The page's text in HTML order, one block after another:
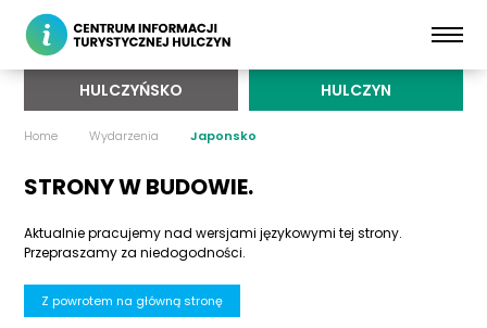
HULCZYŃSKO HULCZYN
Home Wydarzenia Japonsko
STRONY W BUDOWIE.
Aktualnie pracujemy nad wersjami językowymi tej strony.
Przepraszamy za niedogodności.
Z powrotem na główną stronę